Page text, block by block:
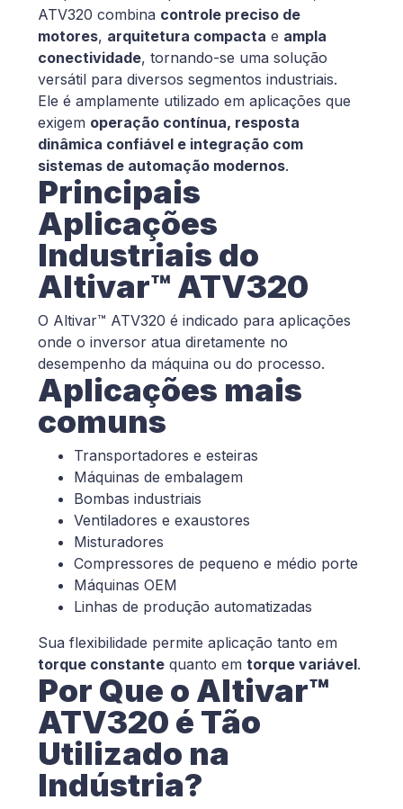
ATV320 combina controle preciso de
motores, arquitetura compacta e ampla
conectividade, tornando-se uma solução
versátil para diversos segmentos industriais.
Ele é amplamente utilizado em aplicações que
exigem operação contínua, resposta
dinâmica confiável e integração com
sistemas de automação modernos.
Principais
Aplicações
Industriais do
Altivar™ ATV320
O Altivar™ ATV320 é indicado para aplicações
onde o inversor atua diretamente no
desempenho da máquina ou do processo.
Aplicações mais
comuns
Transportadores e esteiras
Máquinas de embalagem
Bombas industriais
Ventiladores e exaustores
Misturadores
Compressores de pequeno e médio porte
Máquinas OEM
Linhas de produção automatizadas
Sua flexibilidade permite aplicação tanto em
torque constante quanto emtorque variável.
Por Que o Altivar™
ATV320 é Tão
Utilizado na
Indústria?